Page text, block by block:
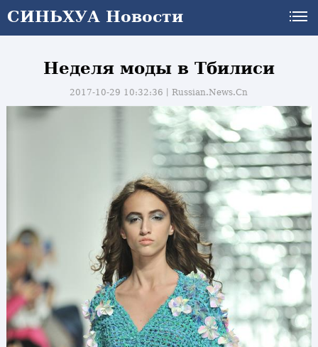
СИНЬХУА Новости
Неделя моды в Тбилиси
2017-10-29 10:32:36丨Russian.News.Cn